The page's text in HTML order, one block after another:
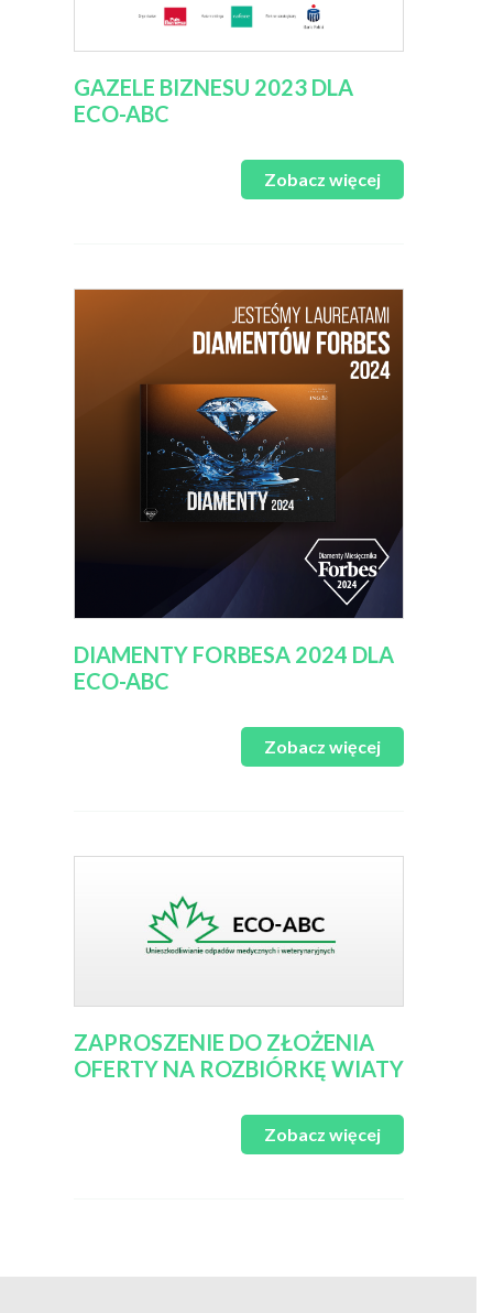
GAZELE BIZNESU 2023 DLA
ECO-ABC
Zobacz więcej
DIAMENTY FORBESA 2024 DLA
ECO-ABC
Zobacz więcej
ZAPROSZENIE DO ZŁOŻENIA
OFERTY NA ROZBIÓRKĘ WIATY
Zobacz więcej